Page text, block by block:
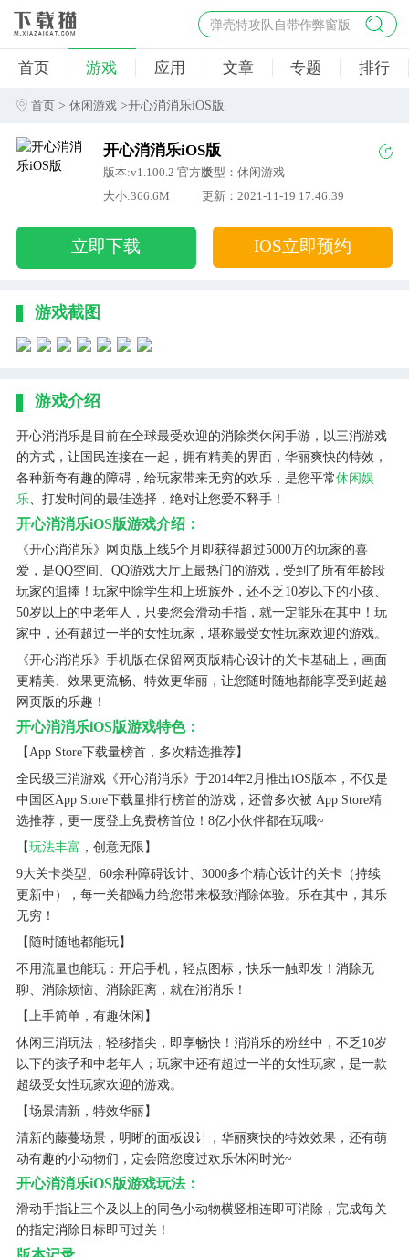
弹壳特攻队自带作弊窗版
杀手47行动
地狱幸存者破解版
首页 游戏 应用 文章 专题 排行
首页 >休闲游戏 >开心消消乐iOS版
开心消消乐iOS版
版本:v1.100.2 官方版类型：休闲游戏
大小:366.6M
更新：2021-11-19 17:46:39
立即下载 IOS立即预约
游戏截图
游戏介绍
开心消消乐是目前在全球最受欢迎的消除类休闲手游，以三消游戏
的方式，让国民连接在一起，拥有精美的界面，华丽爽快的特效，
各种新奇有趣的障碍，给玩家带来无穷的欢乐，是您平常休闲娱
乐、打发时间的最佳选择，绝对让您爱不释手！
开心消消乐iOS版游戏介绍：
《开心消消乐》网页版上线5个月即获得超过5000万的玩家的喜
爱，是QQ空间、QQ游戏大厅上最热门的游戏，受到了所有年龄段
玩家的追捧！玩家中除学生和上班族外，还不乏10岁以下的小孩、
50岁以上的中老年人，只要您会滑动手指，就一定能乐在其中！玩
家中，还有超过一半的女性玩家，堪称最受女性玩家欢迎的游戏。
《开心消消乐》手机版在保留网页版精心设计的关卡基础上，画面
更精美、效果更流畅、特效更华丽，让您随时随地都能享受到超越
网页版的乐趣！
开心消消乐iOS版游戏特色：
【App Store下载量榜首，多次精选推荐】
全民级三消游戏《开心消消乐》于2014年2月推出iOS版本，不仅是
中国区App Store下载量排行榜首的游戏，还曾多次被 App Store精
选推荐，更一度登上免费榜首位！8亿小伙伴都在玩哦~
【玩法丰富 ，创意无限】
9大关卡类型、60余种障碍设计、3000多个精心设计的关卡（持续
更新中），每一关都竭力给您带来极致消除体验。乐在其中，其乐
无穷！
【随时随地都能玩】
不用流量也能玩：开启手机，轻点图标，快乐一触即发！消除无
聊、消除烦恼、消除距离，就在消消乐！
【上手简单，有趣休闲】
休闲三消玩法，轻移指尖，即享畅快！消消乐的粉丝中，不乏10岁
以下的孩子和中老年人；玩家中还有超过一半的女性玩家，是一款
超级受女性玩家欢迎的游戏。
【场景清新，特效华丽】
清新的藤蔓场景，明晰的面板设计，华丽爽快的特效效果，还有萌
动有趣的小动物们，定会陪您度过欢乐休闲时光~
开心消消乐iOS版游戏玩法：
滑动手指让三个及以上的同色小动物横竖相连即可消除，完成每关
的指定消除目标即可过关！